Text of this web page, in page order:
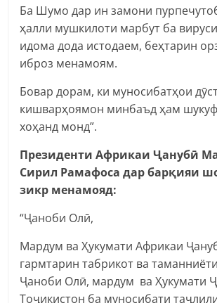
Ба Шумо дар ин замони
ҳалли мушкилоти марбут ба
идома дода истодаем, беҳтарин
иброз менамоям.
Бовар дорам, ки муносибатҳои
кишварҳоямон минбаъд ҳам
хоҳанд монд”.
Президенти Африкаи Ҷанубӣ
Сирил Рамафоса дар барқияи
зикр менамояд:
“Ҷаноби Олӣ,
Мардум ва Ҳукумати Африкаи
гармтарин табрикот ва
Ҷаноби Олӣ, мардум ва Ҳукумати
Тоҷикистон ба муносибати